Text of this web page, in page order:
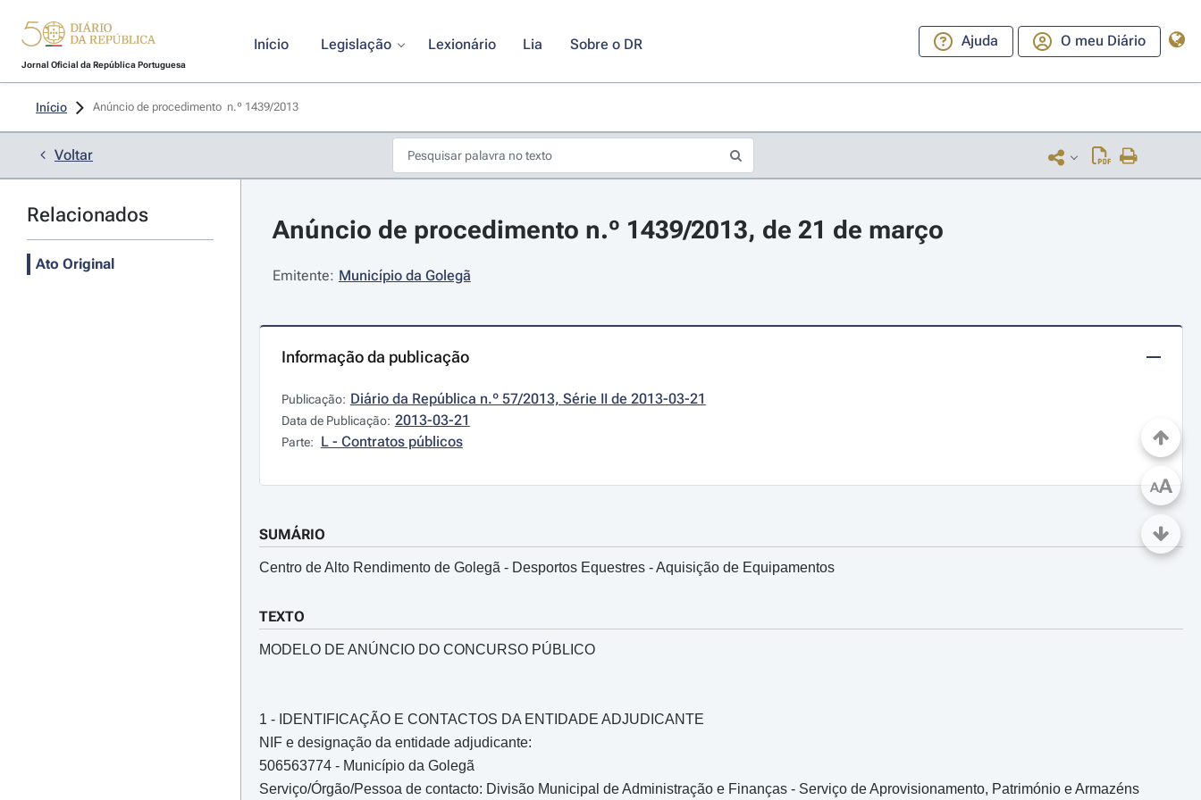
Jornal Oficial da República Portuguesa
Início Legislação Lexionário Lia Sobre o DR Ajuda O meu Diário
Início Anúncio de procedimento  n.º 1439/2013
Voltar
Relacionados
Ato Original
Anúncio de procedimento n.º 1439/2013, de 21 de março
Emitente: Município da Golegã
Informação da publicação
Publicação: Diário da República n.º 57/2013, Série II de 2013-03-21
Data de Publicação: 2013-03-21
Parte: L - Contratos públicos
SUMÁRIO
Centro de Alto Rendimento de Golegã - Desportos Equestres - Aquisição de Equipamentos
TEXTO
MODELO DE ANÚNCIO DO CONCURSO PÚBLICO
1 - IDENTIFICAÇÃO E CONTACTOS DA ENTIDADE ADJUDICANTE
NIF e designação da entidade adjudicante:
506563774 - Município da Golegã
Serviço/Órgão/Pessoa de contacto: Divisão Municipal de Administração e Finanças - Serviço de Aprovisionamento, Património e Armazéns
AA